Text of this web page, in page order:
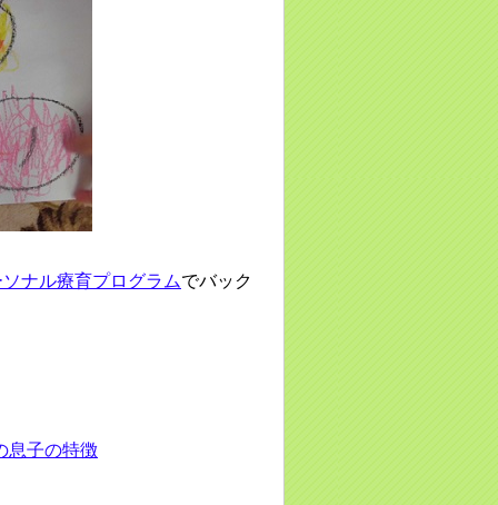
ナル療育プログラムでバック
息子の特徴